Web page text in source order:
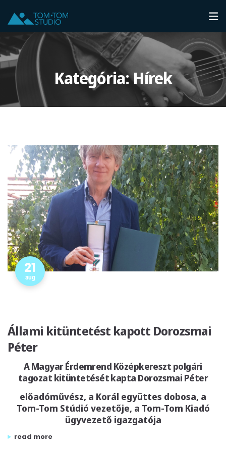
Kategória:Hírek
21
aug
Állami kitüntetést kapott Dorozsmai
Péter
A Magyar Érdemrend Középkereszt polgári
tagozat kitüntetését kapta Dorozsmai Péter
előadóművész, a Korál együttes dobosa, a
Tom-Tom Stúdió vezetője, a Tom-Tom Kiadó
ügyvezető igazgatója
read more
„állami kitüntetést kapott dorozsmai péter”